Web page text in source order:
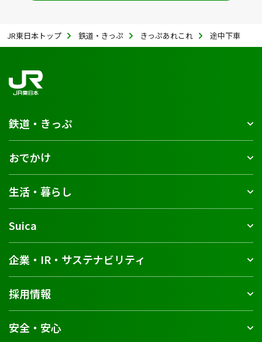
JR東日本トップ 鉄道・きっぷ きっぷあれこれ 途中下車
鉄道・きっぷ
おでかけ
生活・暮らし
Suica
企業・IR・サステナビリティ
採用情報
安全・安心